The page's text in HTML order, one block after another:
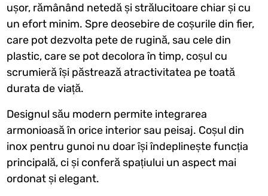
ușor, rămânând netedă și strălucitoare chiar și cu
un efort minim. Spre deosebire de coșurile din fier,
care pot dezvolta pete de rugină, sau cele din
plastic, care se pot decolora în timp, coșul cu
scrumieră își păstrează atractivitatea pe toată
durata de viață.
Designul său modern permite integrarea
armonioasă în orice interior sau peisaj. Coșul din
inox pentru gunoi nu doar își îndeplinește funcția
principală, ci și conferă spațiului un aspect mai
ordonat și elegant.